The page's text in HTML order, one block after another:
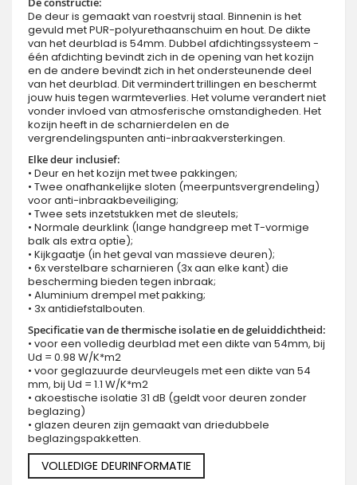
De deur is gemaakt van roestvrij staal. Binnenin is het
gevuld met PUR-polyurethaanschuim en hout. De dikte
van het deurblad is 54mm. Dubbel afdichtingssysteem -
één afdichting bevindt zich in de opening van het kozijn
en de andere bevindt zich in het ondersteunende deel
van het deurblad. Dit vermindert trillingen en beschermt
jouw huis tegen warmteverlies. Het volume verandert niet
vonder invloed van atmosferische omstandigheden. Het
kozijn heeft in de scharnierdelen en de
vergrendelingspunten anti-inbraakversterkingen.
Elke deur inclusief:
• Deur en het kozijn met twee pakkingen;
• Twee onafhankelijke sloten (meerpuntsvergrendeling)
voor anti-inbraakbeveiliging;
• Twee sets inzetstukken met de sleutels;
• Normale deurklink (lange handgreep met T-vormige
balk als extra optie);
• Kijkgaatje (in het geval van massieve deuren);
• 6x verstelbare scharnieren (3x aan elke kant) die
bescherming bieden tegen inbraak;
• Aluminium drempel met pakking;
• 3x antidiefstalbouten.
Specificatie van de thermische isolatie en de geluiddichtheid:
• voor een volledig deurblad met een dikte van 54mm, bij
Ud = 0.98 W/K*m2
• voor geglazuurde deurvleugels met een dikte van 54
mm, bij Ud = 1.1 W/K*m2
• akoestische isolatie 31 dB (geldt voor deuren zonder
beglazing)
• glazen deuren zijn gemaakt van driedubbele
beglazingspakketten.
VOLLEDIGE DEURINFORMATIE